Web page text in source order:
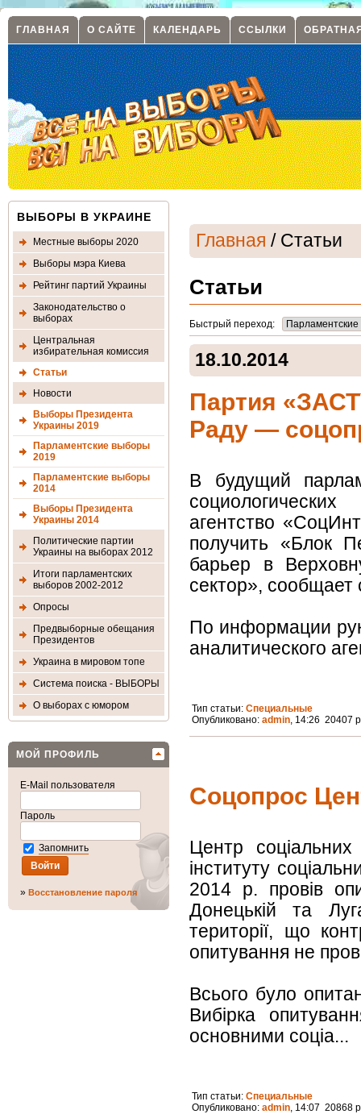
ГЛАВНАЯ О САЙТЕ КАЛЕНДАРЬ ССЫЛКИ
ВЫБОРЫ В УКРАИНЕ
Местные выборы 2020
Выборы мэра Киева
Рейтинг партий Украины
Законодательство о
выборах
Центральная
избирательная комиссия
Статьи
Новости
Выборы Президента
Украины 2019
Парламентские выборы
2019
Парламентские выборы
2014
Выборы Президента
Украины 2014
Политические партии
Украины на выборах 2012
Итоги парламентских
выборов 2002-2012
Опросы
Предвыборные обещания
Президентов
Украина в мировом топе
Система поиска - ВЫБОРЫ
О выборах с юмором
МОЙ ПРОФИЛЬ
E-Mail пользователя
Пароль
Запомнить
» Восстановление пароля
Главная / Статьи
Статьи
Быстрый переход:
18.10.2014
Партия
Раду —
В будущий
агентство
получить «Блок
барьер в
сектор», сообщает
По информации
аналитического
Тип статьи: Специальные
Опубликовано: admin, 14:26 20407
Соцопрос
Центр
інституту
2014 р. провів
Донецькій та
території, що
опитування не
Всього було
Вибірка
основними соціа...
Тип статьи: Специальные
Опубликовано: admin, 14:07 20868